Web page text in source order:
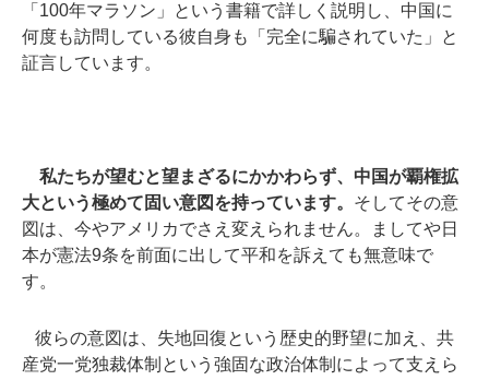
「100年マラソン」という書籍で詳しく説明し、中国に
何度も訪問している彼自身も「完全に騙されていた」と
証言しています。
私たちが望むと望まざるにかかわらず、中国が覇権拡
大という極めて固い意図を持っています。 そしてその意
図は、今やアメリカでさえ変えられません。ましてや日
本が憲法9条を前面に出して平和を訴えても無意味で
す。
彼らの意図は、失地回復という歴史的野望に加え、共
産党一党独裁体制という強固な政治体制によって支えら